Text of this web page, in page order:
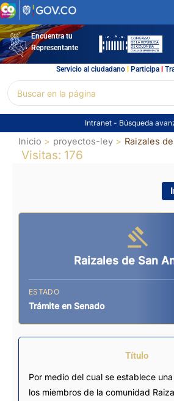
Ir
al
contenidoEncuentra tu
Representante
Servicio al ciudadano l Participal
por:
Intranet - Búsqueda
Inicio proyectos-ley Raizales
Visitas: 176
Raizales de San
ESTADO
Trámite en Senado
Título
Por medio del cual se establece
los miembros de la comunidad